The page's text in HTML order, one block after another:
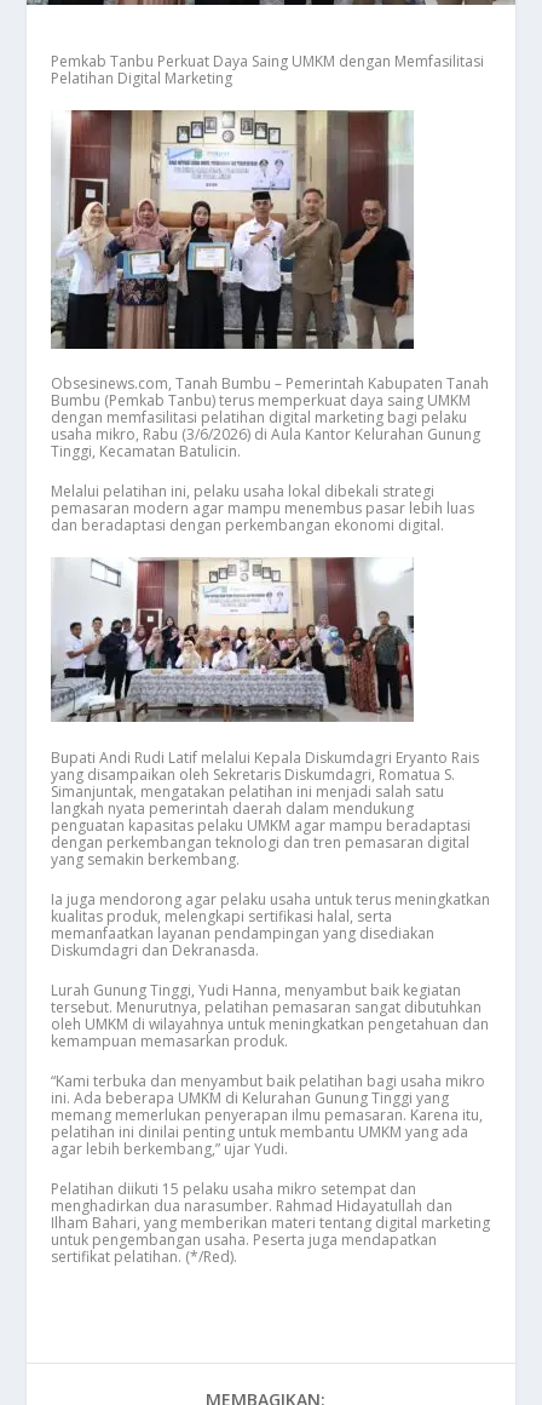
Pemkab Tanbu Perkuat Daya Saing UMKM dengan Memfasilitasi
Pelatihan Digital Marketing
Obsesinews.com, Tanah Bumbu – Pemerintah Kabupaten Tanah
Bumbu (Pemkab Tanbu) terus memperkuat daya saing UMKM
dengan memfasilitasi pelatihan digital marketing bagi pelaku
usaha mikro, Rabu (3/6/2026) di Aula Kantor Kelurahan Gunung
Tinggi, Kecamatan Batulicin.
Melalui pelatihan ini, pelaku usaha lokal dibekali strategi
pemasaran modern agar mampu menembus pasar lebih luas
dan beradaptasi dengan perkembangan ekonomi digital.
Bupati Andi Rudi Latif melalui Kepala Diskumdagri Eryanto Rais
yang disampaikan oleh Sekretaris Diskumdagri, Romatua S.
Simanjuntak, mengatakan pelatihan ini menjadi salah satu
langkah nyata pemerintah daerah dalam mendukung
penguatan kapasitas pelaku UMKM agar mampu beradaptasi
dengan perkembangan teknologi dan tren pemasaran digital
yang semakin berkembang.
Ia juga mendorong agar pelaku usaha untuk terus meningkatkan
kualitas produk, melengkapi sertifikasi halal, serta
memanfaatkan layanan pendampingan yang disediakan
Diskumdagri dan Dekranasda.
Lurah Gunung Tinggi, Yudi Hanna, menyambut baik kegiatan
tersebut. Menurutnya, pelatihan pemasaran sangat dibutuhkan
oleh UMKM di wilayahnya untuk meningkatkan pengetahuan dan
kemampuan memasarkan produk.
“Kami terbuka dan menyambut baik pelatihan bagi usaha mikro
ini. Ada beberapa UMKM di Kelurahan Gunung Tinggi yang
memang memerlukan penyerapan ilmu pemasaran. Karena itu,
pelatihan ini dinilai penting untuk membantu UMKM yang ada
agar lebih berkembang,” ujar Yudi.
Pelatihan diikuti 15 pelaku usaha mikro setempat dan
menghadirkan dua narasumber. Rahmad Hidayatullah dan
Ilham Bahari, yang memberikan materi tentang digital marketing
untuk pengembangan usaha. Peserta juga mendapatkan
sertifikat pelatihan. (*/Red).
MEMBAGIKAN: